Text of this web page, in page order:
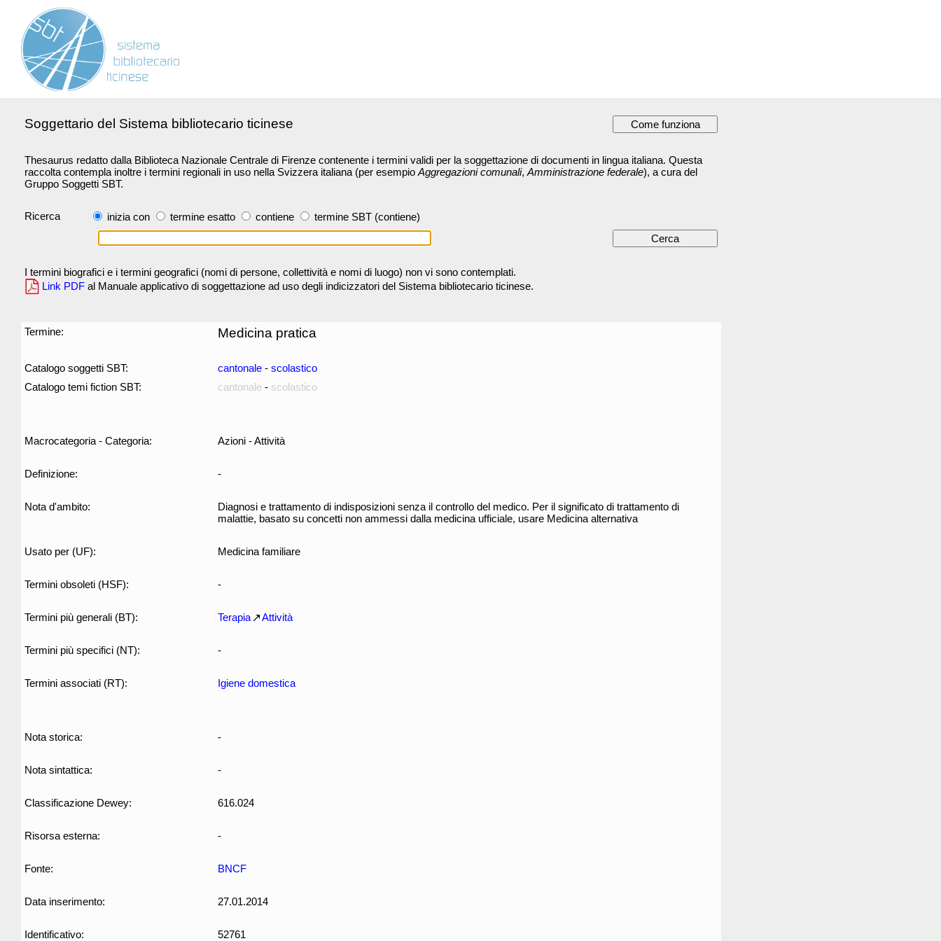
Soggettario del Sistema bibliotecario ticinese
Thesaurus redatto dalla Biblioteca Nazionale Centrale di Firenze contenente i termini validi per la soggettazione di documenti in lingua italiana. Questa
raccolta contempla inoltre i termini regionali in uso nella Svizzera italiana (per esempio Aggregazioni comunali, Amministrazione federale), a cura del
Gruppo Soggetti SBT.
Ricerca inizia con termine esatto contiene termine SBT (contiene)
I termini biografici e i termini geografici (nomi di persone, collettività e nomi di luogo) non vi sono contemplati.
Link PDF al Manuale applicativo di soggettazione ad uso degli indicizzatori del Sistema bibliotecario ticinese.
Termine: Medicina pratica
Catalogo soggetti SBT: cantonale - scolastico
Catalogo temi fiction SBT:
cantonale - scolastico
Macrocategoria - Categoria: Azioni - Attività
Definizione: -
Nota d'ambito:
Diagnosi e trattamento di indisposizioni senza il controllo del medico. Per il significato di trattamento di
malattie, basato su concetti non ammessi dalla medicina ufficiale, usare Medicina alternativa
Usato per (UF): Medicina familiare
Termini obsoleti (HSF): -
Termini più generali (BT): Terapia Attività
Termini più specifici (NT): -
Termini associati (RT): Igiene domestica
Nota storica: -
Nota sintattica: -
Classificazione Dewey: 616.024
Risorsa esterna: -
Fonte: BNCF
Data inserimento: 27.01.2014
Identificativo: 52761